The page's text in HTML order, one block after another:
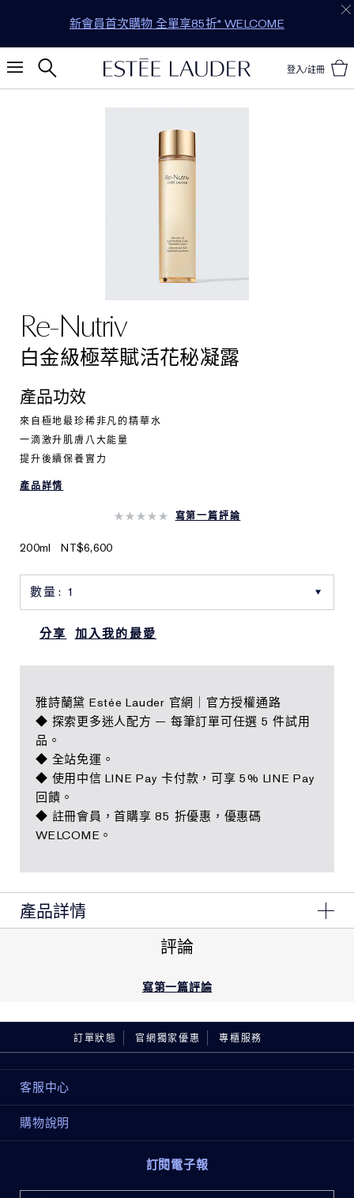
新會員首次購物 全單享85折* WELCOME
登入/註冊
Re-Nutriv
白金級極萃賦活花秘凝露
產品功效
來自極地最珍稀非凡的精華水
一滴激升肌膚八大能量
提升後續保養實力
產品詳情
寫第一篇評論
200mlNT$6,600
分享 加入我的最愛
雅詩蘭黛 Estée Lauder 官網｜官方授權通路
◆ 探索更多迷人配方 — 每筆訂單可任選 5 件試用
品。
◆ 全站免運。
◆ 使用中信 LINE Pay 卡付款，可享 5% LINE Pay
回饋。
◆ 註冊會員，首購享 85 折優惠，優惠碼
WELCOME。
產品詳情
1.萃取喜馬拉雅極地冰晶花，萃取出珍稀「凍齡因子」能
2.能激升肌膚八大能量，100%女性認可使用後肌膚*
有活力
*100位亞洲女性每天使用2次，使用4週後之感受
緻
產品功效
提升後續保養實力
評論
寫第一篇評論
訂單狀態 官網獨家優惠 專櫃服務
客服中心
購物說明
訂閱電子報